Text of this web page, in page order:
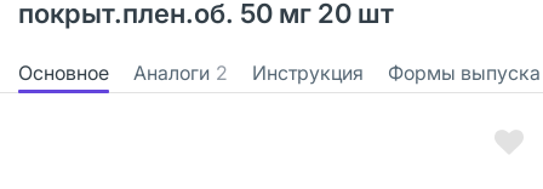
покрыт.плен.об. 50 мг 20 шт
Основное Аналоги 2 Инструкция Формы выпуска